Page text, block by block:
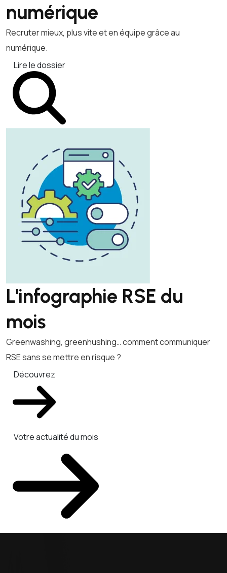
numérique
Recruter mieux, plus vite et en équipe grâce au
numérique.
Lire le dossier
L'infographie RSE du
mois
Greenwashing, greenhushing… comment communiquer
RSE sans se mettre en risque ?
Découvrez
Votre actualité du mois